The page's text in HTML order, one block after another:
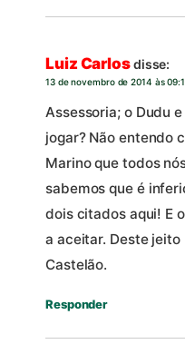
Luiz Carlosdisse:
13 de novembro de 2014 às
Assessoria; o Dudu
jogar? Não entendo
Marino que todos
sabemos que é
dois citados aqui! E
a aceitar. Deste
Castelão.
Responder